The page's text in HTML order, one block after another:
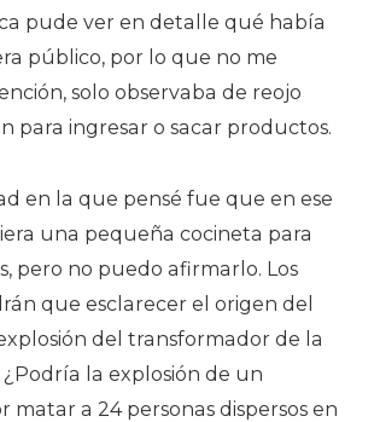
pude ver en detalle qué había
público, por lo que no me
solo observaba de reojo
para ingresar o sacar productos.
en la que pensé fue que en ese
una pequeña cocineta para
pero no puedo afirmarlo. Los
que esclarecer el origen del
del transformador de la
la explosión de un
matar a 24 personas dispersos en